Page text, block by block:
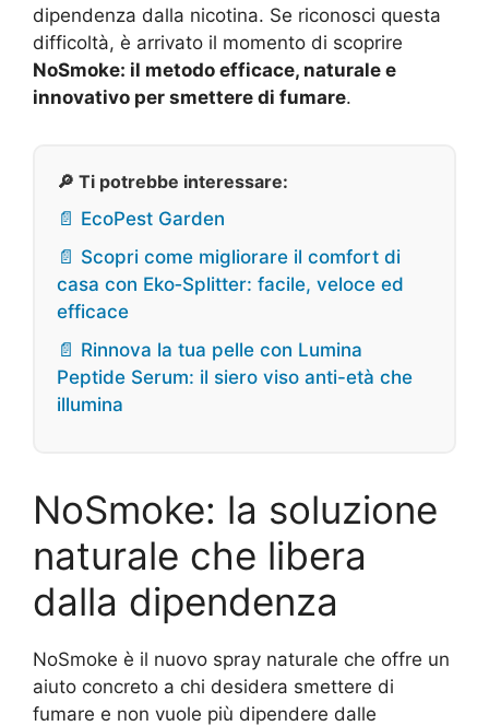
dipendenza dalla nicotina. Se riconosci questa
difficoltà, è arrivato il momento di scoprire
NoSmoke: il metodo efficace, naturale e
innovativo per smettere di fumare.
🔎 Ti potrebbe interessare:
📄 EcoPest Garden
📄 Scopri come migliorare il comfort di
casa con Eko‑Splitter: facile, veloce ed
efficace
📄 Rinnova la tua pelle con Lumina
Peptide Serum: il siero viso anti-età che
illumina
NoSmoke: la soluzione
naturale che libera
dalla dipendenza
NoSmoke è il nuovo spray naturale che offre un
aiuto concreto a chi desidera smettere di
fumare e non vuole più dipendere dalle